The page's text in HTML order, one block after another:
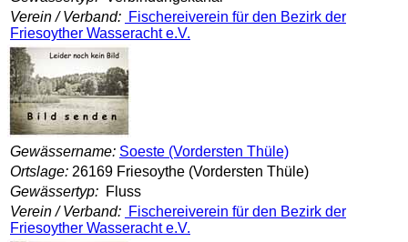
Verein / Verband: Fischereiverein für den Bezirk der
Friesoyther Wasseracht e.V.
Gewässername: Soeste (Vordersten Thüle)
Ortslage: 26169 Friesoythe (Vordersten Thüle)
Gewässertyp: Fluss
Verein / Verband: Fischereiverein für den Bezirk der
Friesoyther Wasseracht e.V.